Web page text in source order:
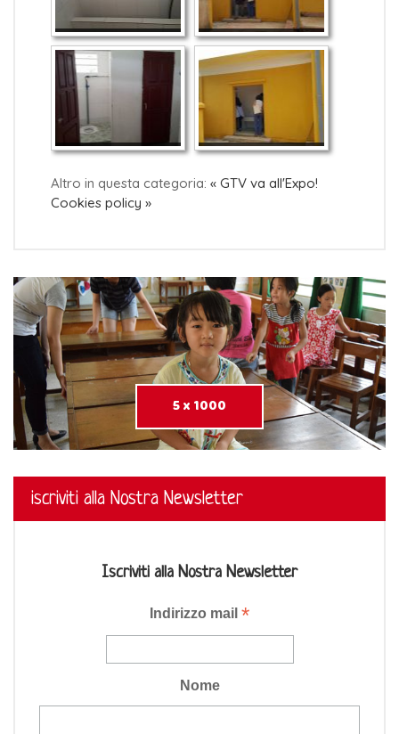
Altro in questa categoria: « GTV va all'Expo!
Cookies policy »
5 x 1000
iscriviti alla Nostra Newsletter
Iscriviti alla Nostra Newsletter
Indirizzo mail *
Nome